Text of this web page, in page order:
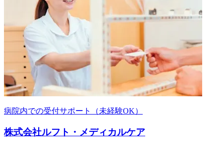
病院内での受付サポート（未経験OK）
株式会社ルフト・メディカルケア